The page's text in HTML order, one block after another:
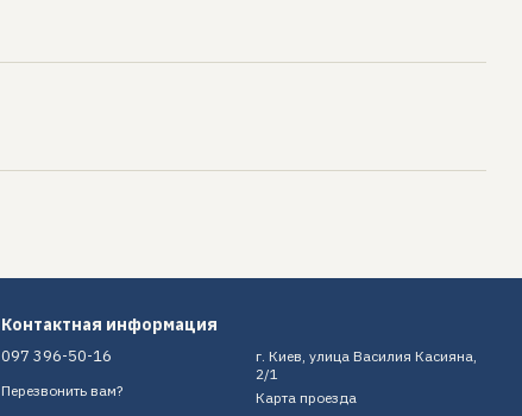
Контактная информация
097 396-50-16
Перезвонить вам?
г. Киев, улица Василия Касияна,
2/1
Карта проезда